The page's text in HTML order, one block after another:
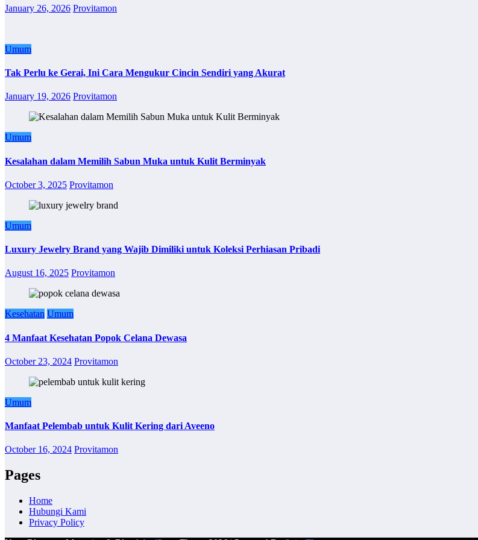
January 26, 2026 Provitamon
Umum
Tak Perlu ke Gerai, Ini Cara Mengukur Cincin Sendiri yang Akurat
January 19, 2026 Provitamon
Umum
Kesalahan dalam Memilih Sabun Muka untuk Kulit Berminyak
October 3, 2025 Provitamon
Umum
Luxury Jewelry Brand yang Wajib Dimiliki untuk Koleksi Perhiasan Pribadi
August 16, 2025 Provitamon
Kesehatan Umum
4 Manfaat Kesehatan Popok Celana Dewasa
October 23, 2024 Provitamon
Umum
Manfaat Pelembab untuk Kulit Kering dari Aveeno
October 16, 2024 Provitamon
Pages
Home
Hubungi Kami
Privacy Policy